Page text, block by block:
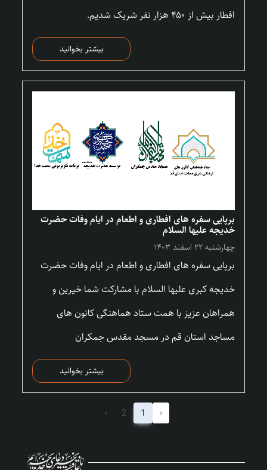
افطار بیش از ۴۵۰ هزار نفر شریک شدیم.
بیشتر بخوانید
برپایی سفره های افطاری و اطعام در ایام وفات حضرت
خدیجه علیها السلام
چهارشنبه ۲۲ اسفند ۱۴۰۳
برپایی سفره های افطاری و اطعام در ایام وفات حضرت
خدیجه کبری علیها السلام با مشارکت شما خیرین و
همراهان عزیز با همت ستاد هماهنگی کانون های
مساجد استان قم در مسجد مقدس جمکران
بیشتر بخوانید
‹
1
2
›